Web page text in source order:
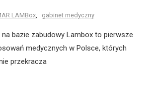
LAMBox gabinet medyczny
na bazie zabudowy Lambox to pierwsze
medycznych w Polsce, których
przekracza